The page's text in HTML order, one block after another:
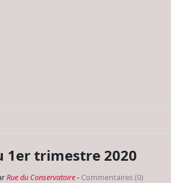
1er trimestre 2020
Rue du Conservatoire- Commentaires (0)